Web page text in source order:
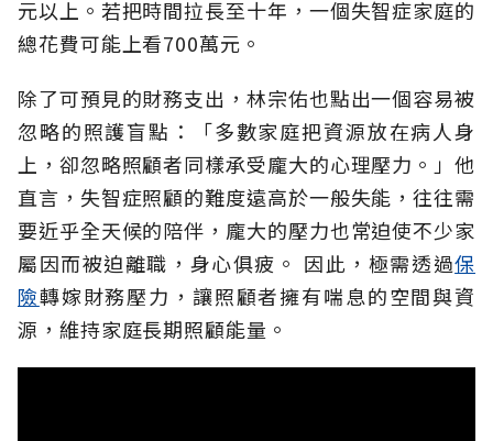
元以上。若把時間拉長至十年，一個失智症家庭的
總花費可能上看700萬元。
除了可預見的財務支出，林宗佑也點出一個容易被
忽略的照護盲點：「多數家庭把資源放在病人身
上，卻忽略照顧者同樣承受龐大的心理壓力。」他
直言，失智症照顧的難度遠高於一般失能，往往需
要近乎全天候的陪伴，龐大的壓力也常迫使不少家
屬因而被迫離職，身心俱疲。 因此，極需透過保
險轉嫁財務壓力，讓照顧者擁有喘息的空間與資
源，維持家庭長期照顧能量。